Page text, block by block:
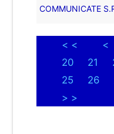
COMMUNICATE
< < <
20
21
25
26
> >